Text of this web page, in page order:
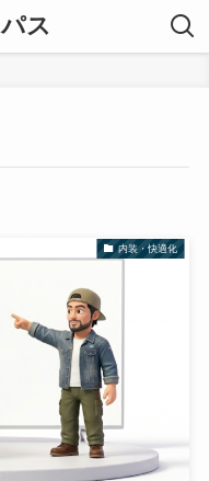
ス
内装・快適化